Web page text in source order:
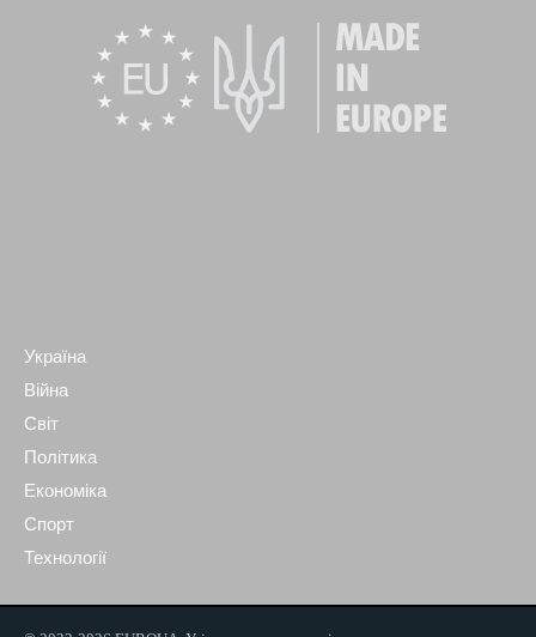
Україна
Війна
Світ
Політика
Економіка
Спорт
Технології